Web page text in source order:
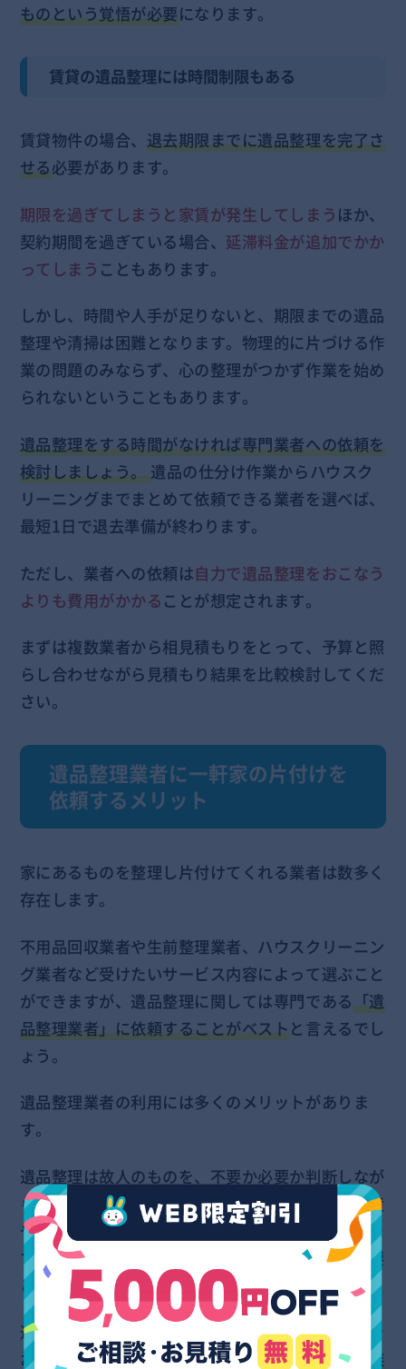
ものという覚悟が必要になります。
賃貸の遺品整理には時間制限もある
賃貸物件の場合、 退去期限までに遺品整理を完了さ
せる必要があります。
期限を過ぎてしまうと家賃が発生してしまうほか、
契約期間を過ぎている場合、 延滞料金が追加でかか
ってしまう こともあります。
しかし、時間や人手が足りないと、期限までの遺品
整理や清掃は困難となります。物理的に片づける作
業の問題のみならず、心の整理がつかず作業を始め
られないということもあります。
遺品整理をする時間がなければ専門業者への依頼を
検討しましょう。遺品の仕分け作業からハウスク
リーニングまでまとめて依頼できる業者を選べば、
最短1日で退去準備が終わります。
ただし、業者への依頼は自力で遺品整理をおこなう
よりも費用がかかることが想定されます。
まずは複数業者から相見積もりをとって、予算と照
らし合わせながら見積もり結果を比較検討してくだ
さい。
遺品整理業者に一軒家の片付けを
依頼するメリット
家にあるものを整理し片付けてくれる業者は数多く
存在します。
不用品回収業者や生前整理業者、ハウスクリーニン
グ業者など受けたいサービス内容によって選ぶこと
ができますが、遺品整理に関しては専門である「遺
品整理業者」に依頼することがベストと言えるでし
ょう。
遺品整理業者の利用には多くのメリットがありま
す。
遺品整理は故人のものを、不要か必要か判断しなが
ら仕分けをしていきます。ものの仕分けの他に遺産
や相続に関する専門知識が必要となる場面もありま
す。作業内容だけでなく、精神的なサポートも重要
となるデリケートな作業です。
遺品整理業者は遺品整理士による適切なサポートを
おこなってくれるだけでなく、家族を亡くした遺族